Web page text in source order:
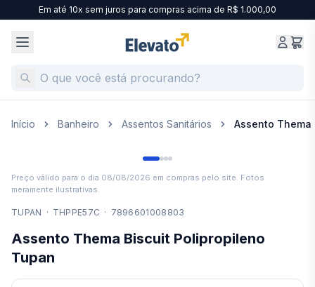
Em até 10x sem juros para compras acima de R$ 1.000,00
Início Banheiro Assentos Sanitários Assento
Preço válido para o dia 08/08/2026 em compras pelo site. Fotos
meramente ilustrativas.
TUPAN · THPPE57C · 7896601008803
Assento Thema Biscuit Polipropileno
Tupan